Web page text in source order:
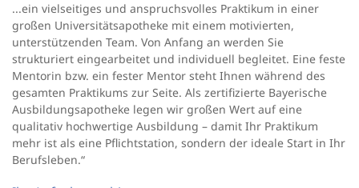
...ein vielseitiges und anspruchsvolles Praktikum in einer
großen Universitätsapotheke mit einem motivierten,
unterstützenden Team. Von Anfang an werden Sie
strukturiert eingearbeitet und individuell begleitet. Eine feste
Mentorin bzw. ein fester Mentor steht Ihnen während des
gesamten Praktikums zur Seite. Als zertifizierte Bayerische
Ausbildungsapotheke legen wir großen Wert auf eine
qualitativ hochwertige Ausbildung – damit Ihr Praktikum
mehr ist als eine Pflichtstation, sondern der ideale Start in Ihr
Berufsleben.“